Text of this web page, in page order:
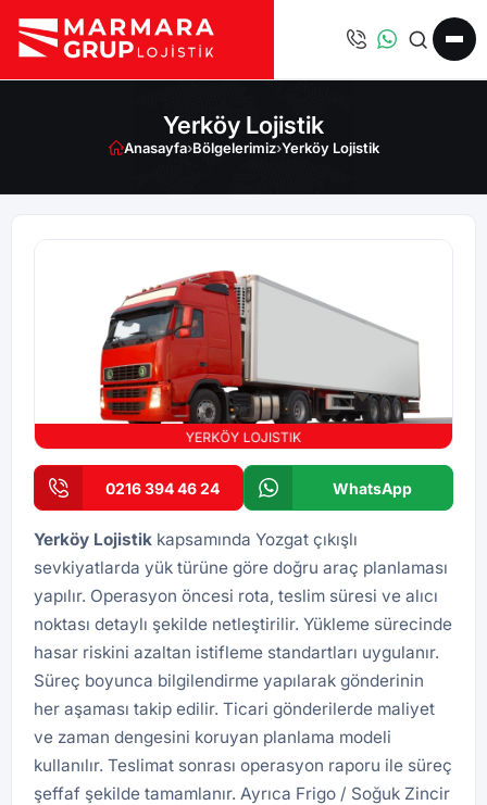
Yerköy Lojistik
Anasayfa›Bölgelerimiz›Yerköy Lojistik
0216 394 46 24 WhatsApp
Yerköy Lojistik kapsamında Yozgat çıkışlı
sevkiyatlarda yük türüne göre doğru araç planlaması
yapılır. Operasyon öncesi rota, teslim süresi ve alıcı
noktası detaylı şekilde netleştirilir. Yükleme sürecinde
hasar riskini azaltan istifleme standartları uygulanır.
Süreç boyunca bilgilendirme yapılarak gönderinin
her aşaması takip edilir. Ticari gönderilerde maliyet
ve zaman dengesini koruyan planlama modeli
kullanılır. Teslimat sonrası operasyon raporu ile süreç
şeffaf şekilde tamamlanır. Ayrıca Frigo / Soğuk Zincir